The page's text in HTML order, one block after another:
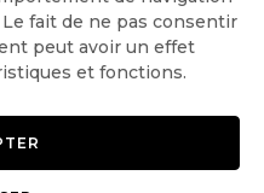
fait de ne pas consentir
peut avoir un effet
et fonctions.